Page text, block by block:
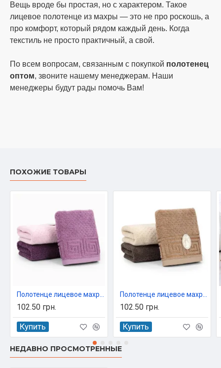
товар). Возврат денег на карту банка или
пополнение счета. Возврат товара по Вашей
вине (не подошёл цвет, размер и т. д.)
оплачивает покупатель. Обмен или возврат
он был продан, даже если в упаковке
бракованное только одно полотенце.
Вещь вроде бы простая, но с характером. Такое
лицевое полотенце из махры — это не про роскошь, а
про комфорт, который рядом каждый день. Когда
текстиль не просто практичный, а свой.
По всем вопросам, связанным с покупкой полотенец
оптом, звоните нашему менеджерам. Наши
менеджеры будут рады помочь Вам!
ПОХОЖИЕ ТОВАРЫ
102.50 грн.
Купить
102.50 грн.
Купить
НЕДАВНО ПРОСМОТРЕННЫЕ